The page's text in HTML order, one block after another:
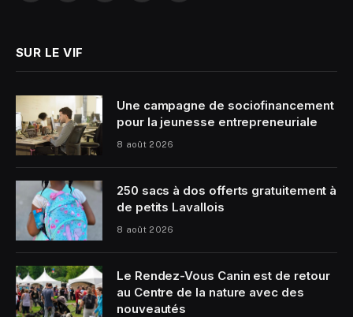
SUR LE VIF
Une campagne de sociofinancement
pour la jeunesse entrepreneuriale
8 août 2026
250 sacs à dos offerts gratuitement à
de petits Lavallois
8 août 2026
Le Rendez-Vous Canin est de retour
au Centre de la nature avec des
nouveautés